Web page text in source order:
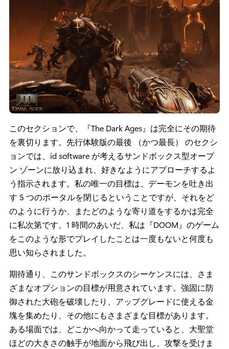
このセクションで、『The Dark Ages』は完全にその期待
を裏切ります。先行体験版の最後 （かつ最長） のセクシ
ョンでは、id software が考えるサンドボックス型オープ
ン ゾーンに放り込まれ、好きなようにアプローチするよ
う指示されます。私の唯一の目標は、デーモンを吐き出
す 5 つのポータルを閉じるということですが、それをど
のように行うか、またどのような寄り道をするかは完全
に私次第です。1 時間のあいだ、私は『DOOM』のゲーム
をこのような形でプレイしたことは一度もないと何度も
思い知らされました。
期待通り、このサンドボックスのシーケンスには、さま
ざまなオプションの目標が用意されています。強固に防
御された大砲を破壊したり、アップグレードに使える金
塊を集めたり、その他にもさまざまな目標があります。
ある場面では、どこかへ向かって走っていると、大聖堂
ほどの大きさの触手が地面から飛び出し、攻撃を受けま